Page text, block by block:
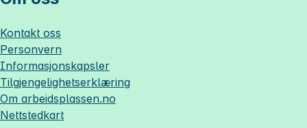
Kontakt oss
Personvern
Informasjonskapsler
Tilgjengelighetserklæring
Om arbeidsplassen.no
Nettstedkart